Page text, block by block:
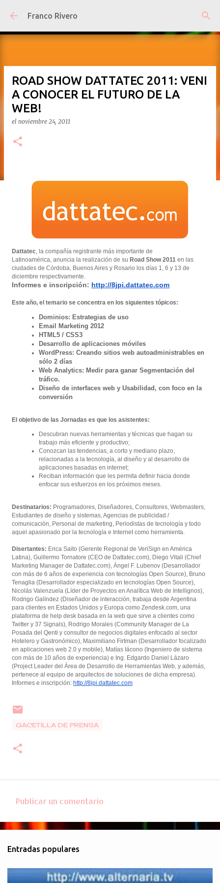
Ir al contenido principal
Franco Rivero
ROAD SHOW DATTATEC 2011: VENI
A CONOCER EL FUTURO DE LA
WEB!
el noviembre 24, 2011
Dattatec, la compañía registrante más importante de
Latinoamérica, anuncia la realización de su Road Show 2011 en las
ciudades de Córdoba, Buenos Aires y Rosario los días 1, 6 y 13 de
diciembre respectivamente.
Informes e inscripción: http://8jpi.dattatec.com
Este año, el temario se concentra en los siguientes tópicos:
Dominios: Estrategias de uso
Email Marketing 2012
HTML5 / CSS3
Desarrollo de aplicaciones móviles
WordPress: Creando sitios web autoadministrables en
sólo 2 días
Web Analytics: Medir para ganar Segmentación del
tráfico.
Diseño de interfaces web y Usabilidad, con foco en la
conversión
El objetivo de las Jornadas es que los asistentes:
Descubran nuevas herramientas y técnicas que hagan su
trabajo más eficiente y productivo;
Conozcan las tendencias, a corto y mediano plazo,
relacionadas a la tecnología, al diseño y al desarrollo de
aplicaciones basadas en internet;
Reciban información que les permita definir hacia donde
enfocar sus esfuerzos en los próximos meses.
Destinatarios: Programadores, Diseñadores, Consultores, Webmasters,
Estudiantes de diseño y sistemas, Agencias de publicidad /
comunicación, Personal de marketing, Periodistas de tecnología y todo
aquel apasionado por la tecnología e Internet como herramienta.
Disertantes: Erica Saito (Gerente Regional de VeriSign en América
Latina), Guillermo Tornatore (CEO de Dattatec.com), Diego Vitali (Chief
Marketing Manager de Dattatec.com), Ángel F. Lubenov (Desarrollador
con más de 6 años de experiencia con tecnologías Open Source), Bruno
Tenaglia (Desarrollador especializado en tecnologías Open Source),
Nicolás Valenzuela (Líder de Proyectos en Analítica Web de Intellignos),
Rodrigo Galíndez (Diseñador de interacción, trabaja desde Argentina
para clientes en Estados Unidos y Europa como Zendesk.com, una
plataforma de help desk basada en la web que sirve a clientes como
Twitter y 37 Signals), Rodrigo Morales (Community Manager de La
Posada del Qenti y consultor de negocios digitales enfocado al sector
Hotelero y Gastronómico), Maximiliano Firtman (Desarrollador focalizado
en aplicaciones web 2.0 y mobile), Matías Iácono (Ingeniero de sistema
con más de 10 años de experiencia) e Ing. Edgardo Daniel Lázaro
(Project Leader del Área de Desarrollo de Herramientas Web, y además,
pertenece al equipo de arquitectos de soluciones de dicha empresa).
Informes e inscripción: http://8jpi.dattatec.com
GACETILLA DE PRENSA
o
e
n
t
Publicar un comentario
Entradas populares